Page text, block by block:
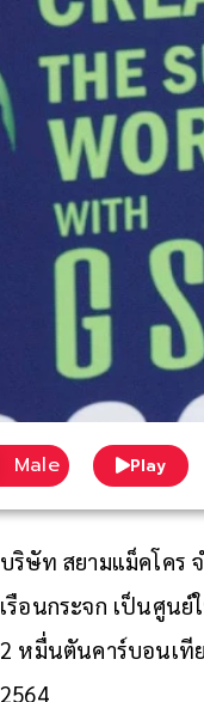
Play
บริษัท สยามแม็คโคร
เรือนกระจก เป็นศูน
2 หมื่นตันคาร์บอนเที
2564